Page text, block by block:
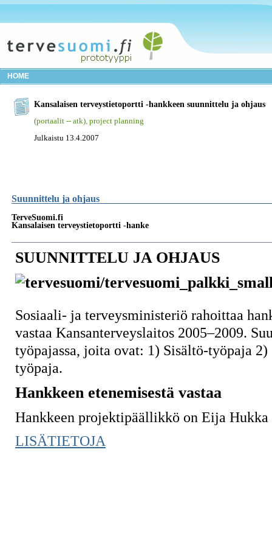
HOME
Kansalaisen terveystietoportti -hankkeen suunnittelu ja ohjaus
(portaalit -- atk) project planning
Julkaistu 13.4.2007
Suunnittelu ja ohjaus
TerveSuomi.fi
Kansalaisen terveystietoportti -hanke
SUUNNITTELU JA OHJAUS
Sosiaali- ja terveysministeriö rahoittaa
vastaa Kansanterveyslaitos 2005–2009.
työpajassa, joita ovat: 1) Sisältö-työpaja
työpaja.
Hankkeen etenemisestä vastaa
Hankkeen projektipäällikkö on Eija Hukka
LISÄTIETOJA